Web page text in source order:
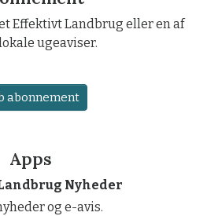
Effektivt Landbrug eller en af
ugeaviser.
abonnement
Apps
Nyheder
og e-avis.